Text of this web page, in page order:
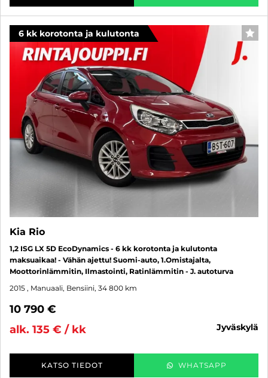
6 kk korotonta ja kulutonta
Kia Rio
1,2 ISG LX 5D EcoDynamics - 6 kk korotonta ja kulutonta
maksuaikaa! - Vähän ajettu! Suomi-auto, 1.Omistajalta,
Moottorinlämmitin, Ilmastointi, Ratinlämmitin - J. autoturva
2015 , Manuaali, Bensiini, 34 800 km
10 790 €
alk. 135 € / kk
jyväskylä
KATSO TIEDOT WHATSAPP